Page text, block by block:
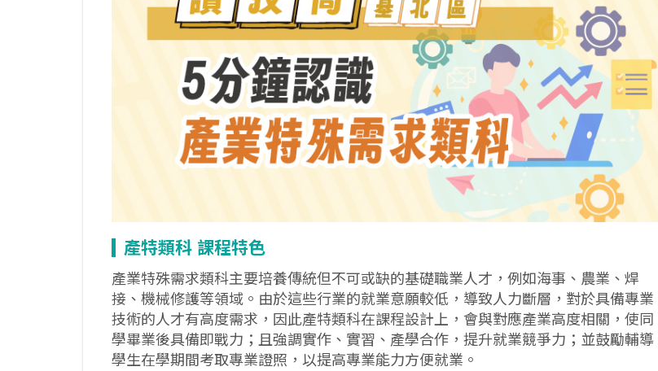
產特類科 課程特色
產業特殊需求類科主要培養傳統但不可或缺的基礎職業人才，例如海事、農業、焊
接、機械修護等領域。由於這些行業的就業意願較低，導致人力斷層，對於具備專業
技術的人才有高度需求，因此產特類科在課程設計上，會與對應產業高度相關，使同
學畢業後具備即戰力；且強調實作、實習、產學合作，提升就業競爭力；並鼓勵輔導
學生在學期間考取專業證照，以提高專業能力方便就業。